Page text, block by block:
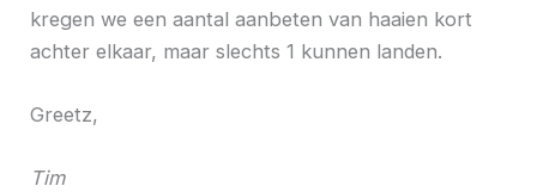
kregen we een aantal aanbeten van haaien kort
achter elkaar, maar slechts 1 kunnen landen.
Greetz,
Tim